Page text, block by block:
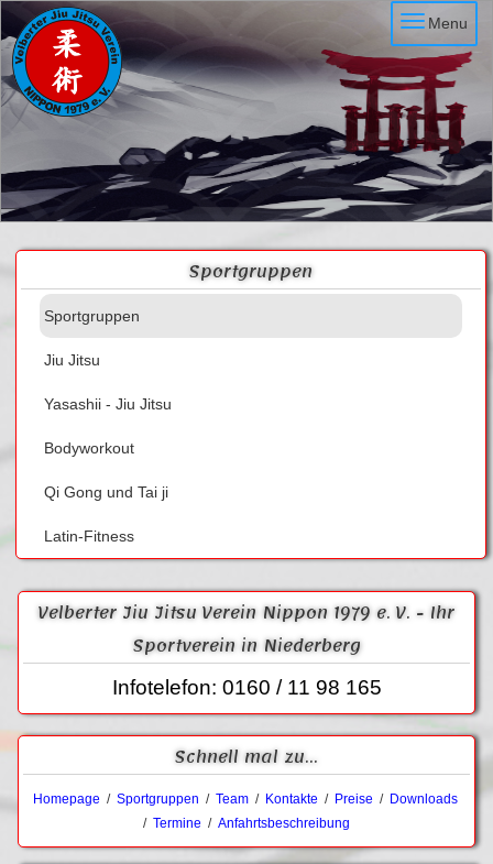
Menu
Sportgruppen
Sportgruppen
Jiu Jitsu
Yasashii - Jiu Jitsu
Bodyworkout
Qi Gong und Tai ji
Latin-Fitness
Velberter Jiu Jitsu Verein Nippon 1979 e. V. - Ihr
Sportverein in Niederberg
Infotelefon: 0160 / 11 98 165
Schnell mal zu...
Homepage / Sportgruppen / Team/ Kontakte / Preise / Downloads
/ Termine / Anfahrtsbeschreibung